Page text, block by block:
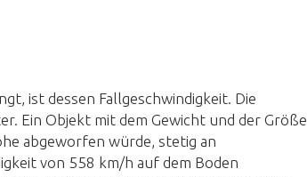
ist dessen Fallgeschwindigkeit. Die
Ein Objekt mit dem Gewicht und der Größe
abgeworfen würde, stetig an
von 558 km/h auf dem Boden